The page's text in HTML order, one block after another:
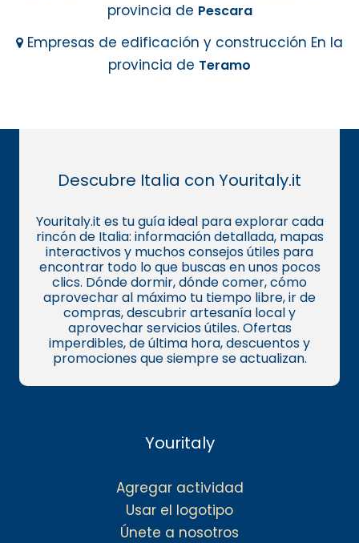
provincia de Pescara
Empresas de edificación y construcción En la
provincia de Teramo
Descubre Italia con Youritaly.it
Youritaly.it es tu guía ideal para explorar cada
rincón de Italia: información detallada, mapas
interactivos y muchos consejos útiles para
encontrar todo lo que buscas en unos pocos
clics. Dónde dormir, dónde comer, cómo
aprovechar al máximo tu tiempo libre, ir de
compras, descubrir artesanía local y
aprovechar servicios útiles. Ofertas
imperdibles, de última hora, descuentos y
promociones que siempre se actualizan.
Youritaly
Agregar actividad
Usar el logotipo
Únete a nosotros